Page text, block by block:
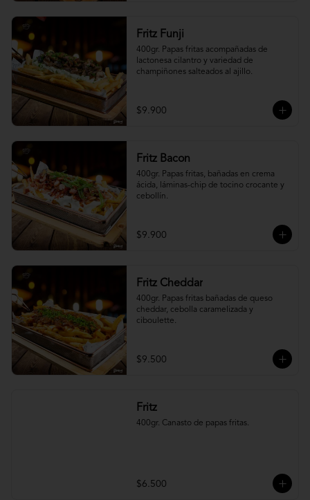
Fritz Funji
400gr. Papas fritas acompañadas de
lactonesa cilantro y variedad de
champiñones salteados al ajillo.
$9.900
Fritz Bacon
400gr. Papas fritas, bañadas en crema
ácida, láminas-chip de tocino crocante y
cebollín.
$9.900
Fritz Cheddar
400gr. Papas fritas bañadas de queso
cheddar, cebolla caramelizada y
ciboulette.
$9.500
Fritz
400gr. Canasto de papas fritas.
$6.500